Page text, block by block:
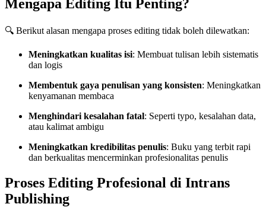
Mengapa Editing Itu Penting?
🔍 Berikut alasan mengapa proses editing tidak boleh dilewatkan:
Meningkatkan kualitas isi: Membuat tulisan lebih sistematis
dan logis
Membentuk gaya penulisan yang konsisten: Meningkatkan
kenyamanan membaca
Menghindari kesalahan fatal: Seperti typo, kesalahan data,
atau kalimat ambigu
Meningkatkan kredibilitas penulis: Buku yang terbit rapi
dan berkualitas mencerminkan profesionalitas penulis
Proses Editing Profesional di Intrans
Publishing